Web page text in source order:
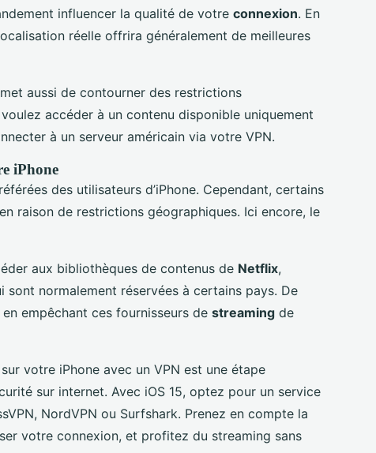
influencer la qualité de votre connexion. En
réelle offrira généralement de meilleures
aussi de contourner des restrictions
accéder à un contenu disponible uniquement
à un serveur américain via votre VPN.
iPhone
des utilisateurs d’iPhone. Cependant, certains
raison de restrictions géographiques. Ici encore, le
aux bibliothèques de contenus de Netflix,
sont normalement réservées à certains pays. De
empêchant ces fournisseurs de streaming de
votre iPhone avec un VPN est une étape
sur internet. Avec iOS 15, optez pour un service
NordVPN ou Surfshark. Prenez en compte la
votre connexion, et profitez du streaming sans